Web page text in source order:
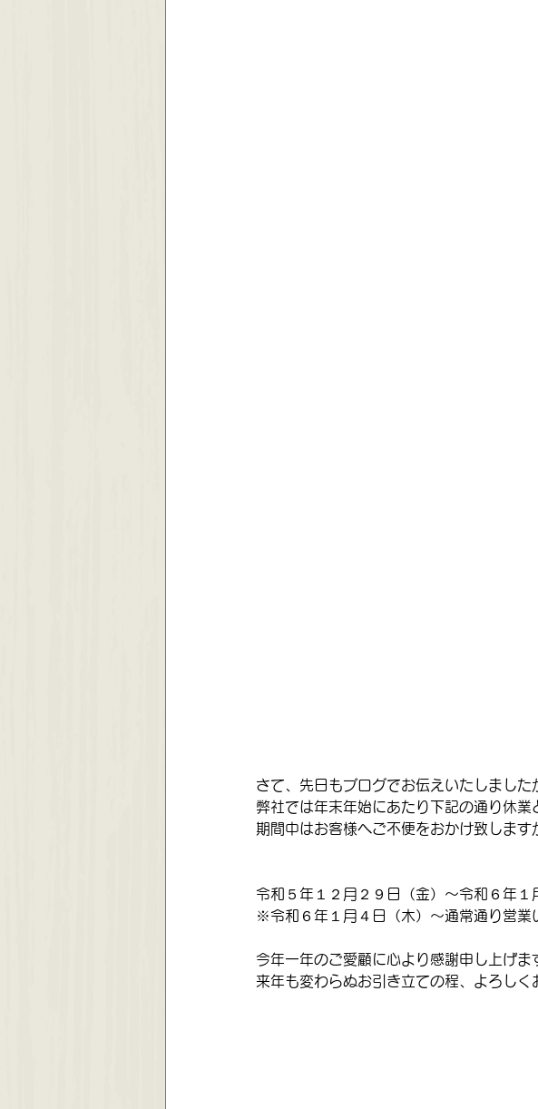
さて、先日もブログでお伝えいたしました
弊社では年末年始にあたり下記の通り休業
期間中はお客様へご不便をおかけ致しま
令和５年１２月２９日（金）～令和６年１
※令和６年１月４日（木）～通常通り営業
今年一年のご愛顧に心より感謝申し上げま
来年も変わらぬお引き立ての程、よろしく